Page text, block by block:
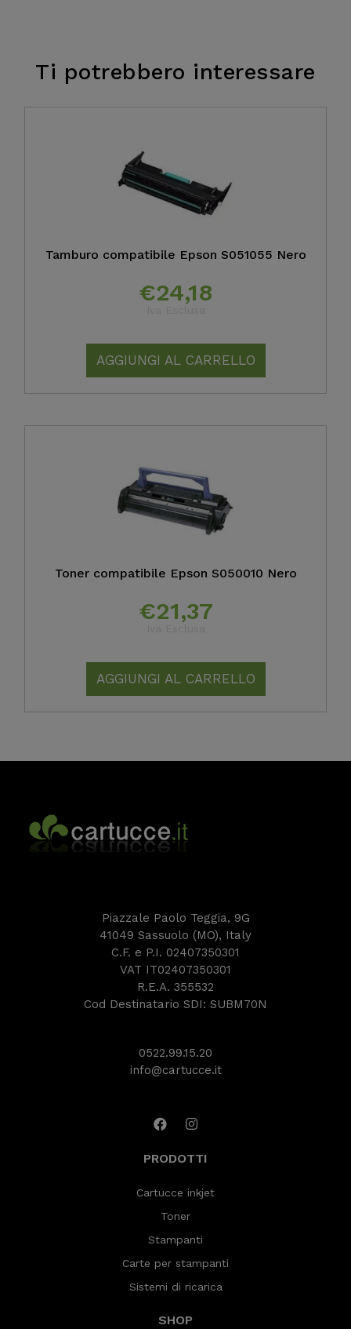
Ti potrebbero interessare
Tamburo compatibile Epson S051055 Nero
€24,18
AGGIUNGI AL CARRELLO
Toner compatibile Epson S050010 Nero
€21,37
AGGIUNGI AL CARRELLO
Piazzale Paolo Teggia, 9G
41049 Sassuolo (MO), Italy
C.F. e P.I. 02407350301
VAT IT02407350301
R.E.A. 355532
Cod Destinatario SDI: SUBM70N
0522.99.15.20
info@cartucce.it
PRODOTTI
Cartucce inkjet
Toner
Stampanti
Carte per stampanti
Sistemi di ricarica
SHOP